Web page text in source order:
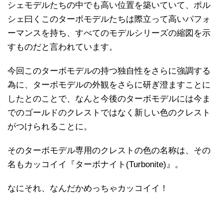
シェモデルたちの中でも高い位置を築いていて、ポル
シェ曰くこのターボモデルたちは際立って高いパフォ
ーマンスを持ち、すべてのモデルシリーズの縮図を示
すものだと言われています。
今回このターボモデルの持つ独自性をさらに強調する
為に、ターボモデルの外観をさらに研ぎ澄ますことに
したとのことで、なんと今後のターボモデルには今ま
でのゴールドのクレストではなく新しい色のクレスト
がつけられることに。
そのターボモデル専用のクレストの色の名称は、その
名もカッコイイ『ターボナイト(Turbonite)』。
なにそれ、なんだかめっちゃカッコイイ！